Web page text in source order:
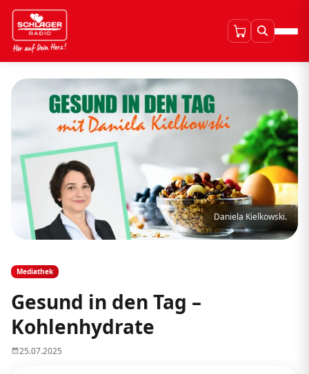
Daniela Kielkowski.
Mediathek
Gesund in den Tag –
Kohlenhydrate
25.07.2025